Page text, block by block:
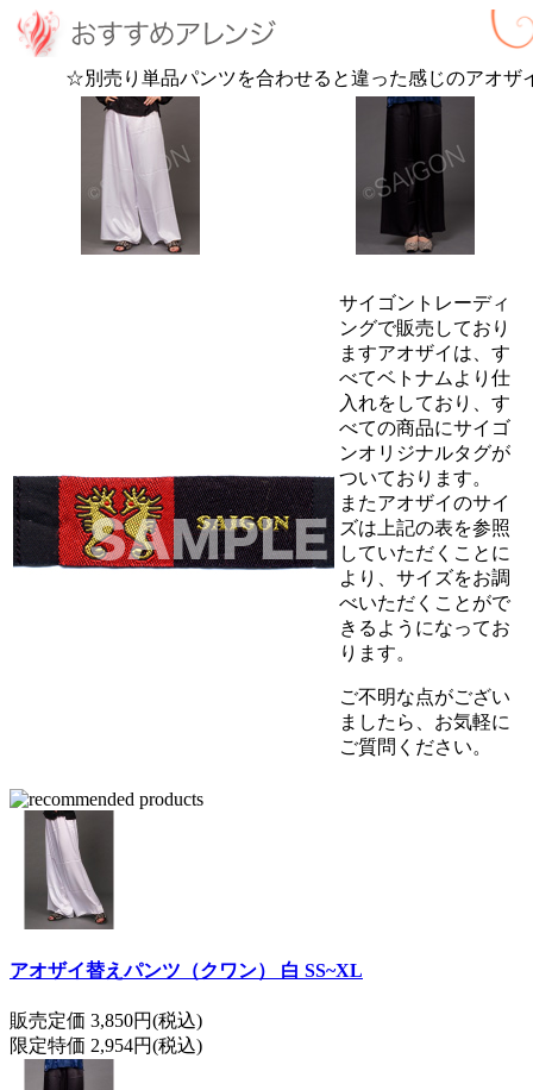
☆別売り単品パンツを合わせると違った感じのアオザ
サイゴントレーディ
ングで販売しており
ますアオザイは、す
べてベトナムより仕
入れをしており、す
べての商品にサイゴ
ンオリジナルタグが
ついております。
またアオザイのサイ
ズは上記の表を参照
していただくことに
より、サイズをお調
べいただくことがで
きるようになってお
ります。
ご不明な点がござい
ましたら、お気軽に
ご質問ください。
アオザイ替えパンツ（クワン） 白 SS~XL
販売定価 3,850円(税込)
限定特価 2,954円(税込)